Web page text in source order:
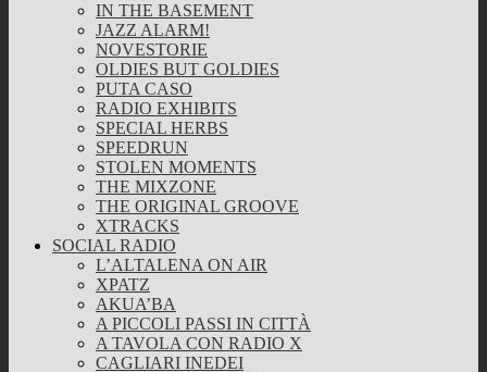
IN THE BASEMENT
JAZZ ALARM!
NOVESTORIE
OLDIES BUT GOLDIES
PUTA CASO
RADIO EXHIBITS
SPECIAL HERBS
SPEEDRUN
STOLEN MOMENTS
THE MIXZONE
THE ORIGINAL GROOVE
XTRACKS
SOCIAL RADIO
L’ALTALENA ON AIR
XPATZ
AKUA’BA
A PICCOLI PASSI IN CITTÀ
A TAVOLA CON RADIO X
CAGLIARI INEDEI